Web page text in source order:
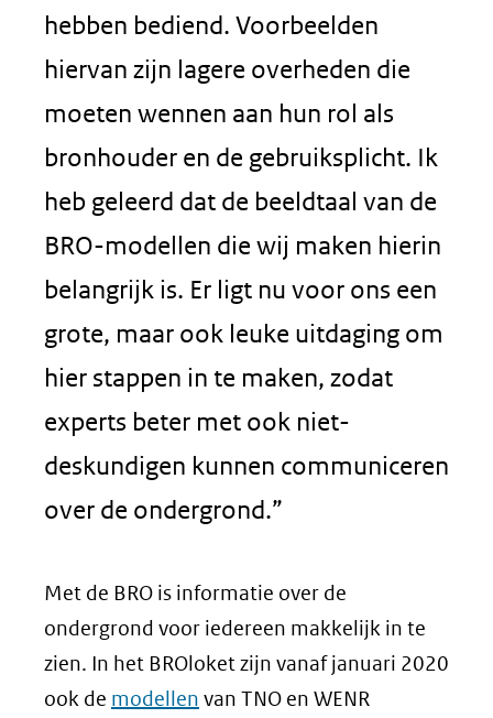
hebben bediend. Voorbeelden
hiervan zijn lagere overheden die
moeten wennen aan hun rol als
bronhouder en de gebruiksplicht. Ik
heb geleerd dat de beeldtaal van de
BRO-modellen die wij maken hierin
belangrijk is. Er ligt nu voor ons een
grote, maar ook leuke uitdaging om
hier stappen in te maken, zodat
experts beter met ook niet-
deskundigen kunnen communiceren
over de ondergrond.”
Met de BRO is informatie over de
ondergrond voor iedereen makkelijk in te
zien. In het BROloket zijn vanaf januari 2020
ook de modellen van TNO en WENR